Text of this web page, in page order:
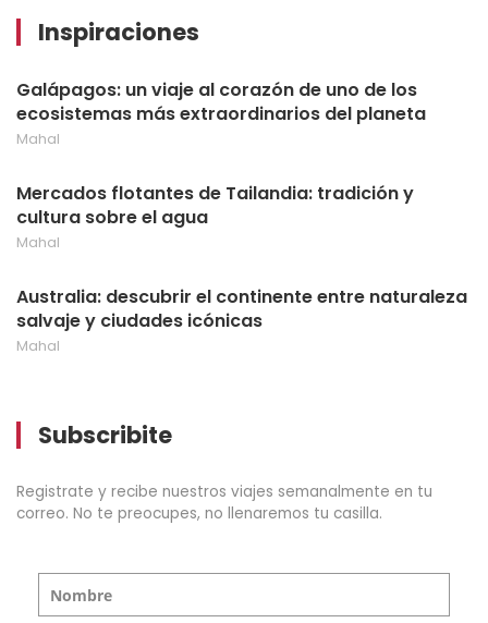
Inspiraciones
Galápagos: un viaje al corazón de uno de los
ecosistemas más extraordinarios del planeta
Mahal
Mercados flotantes de Tailandia: tradición y
cultura sobre el agua
Mahal
Australia: descubrir el continente entre naturaleza
salvaje y ciudades icónicas
Mahal
Subscribite
Registrate y recibe nuestros viajes semanalmente en tu
correo. No te preocupes, no llenaremos tu casilla.
Nombre